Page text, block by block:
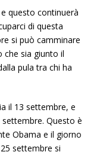
questo continuerà
di questa
si può camminare
che sia giunto il
pula tra chi ha
il 13 settembre, e
settembre. Questo è
Obama e il giorno
settembre si